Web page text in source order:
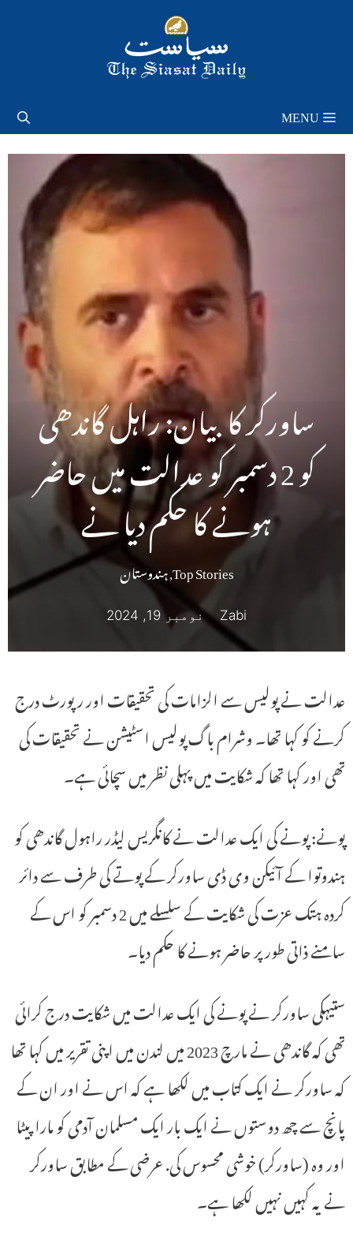
MENU
ساورکر کا بیان: راہل گاندھی
کو 2 دسمبر کو عدالت میں حاضر
ہونے کا حکم دیا نے
Top Stories
,ہندوستان
Zabi نومبر 19, 2024
عدالت نے پولیس سے الزامات کی تحقیقات اور رپورٹ درج
کرنے کو کہا تھا۔ وشرام باگ پولیس اسٹیشن نے تحقیقات کی
تھی اور کہا تھا کہ شکایت میں پہلی نظر میں سچائی ہے۔
پونے: پونے کی ایک عدالت نے کانگریس لیڈر راہول گاندھی کو
ہندوتوا کے آئیکن وی ڈی ساورکر کے پوتے کی طرف سے دائر
کردہ ہتک عزت کی شکایت کے سلسلے میں 2 دسمبر کو اس کے
سامنے ذاتی طور پر حاضر ہونے کا حکم دیا۔
ستیہکی ساورکر نے پونے کی ایک عدالت میں شکایت درج کرائی
تھی کہ گاندھی نے مارچ 2023 میں لندن میں اپنی تقریر میں کہا تھا
کہ ساورکر نے ایک کتاب میں لکھا ہے کہ اس نے اور ان کے
پانچ سے چھ دوستوں نے ایک بار ایک مسلمان آدمی کو مارا پیٹا
اور وہ (ساورکر) خوشی محسوس کی. عرضی کے مطابق ساورکر
نے یہ کہیں نہیں لکھا ہے۔